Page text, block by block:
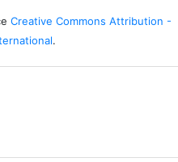
Creative Commons Attribution -
.